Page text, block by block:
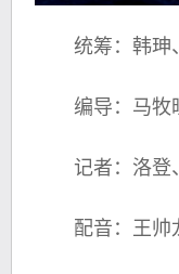
统筹：韩珅
编导：马牧
记者：洛登
配音：王帅